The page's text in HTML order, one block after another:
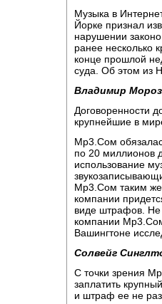
Музыка в
Йорке признал
нарушении
ранее несколько
конце прошлой
суда. Об этом из
Владимир
Договоренности
крупнейшие в
Мр3.Cом
по 20 миллионов
использование
Мр3.Сом таким же
компании
виде штрафов. Не
компании
Вашингтоне
Солвейг
С точки зрения
заплатить
и штраф ее не